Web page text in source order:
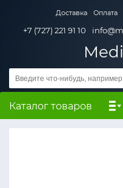
Доставка Оплата
+7 (727) 221 91 10
Каталог товаров